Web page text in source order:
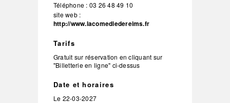
Téléphone : 03 26 48 49 10
site web :
http://www.lacomediedereims.fr
Tarifs
Gratuit sur réservation en cliquant sur
"Billetterie en ligne" ci-dessus
Date et horaires
Le 22-03-2027